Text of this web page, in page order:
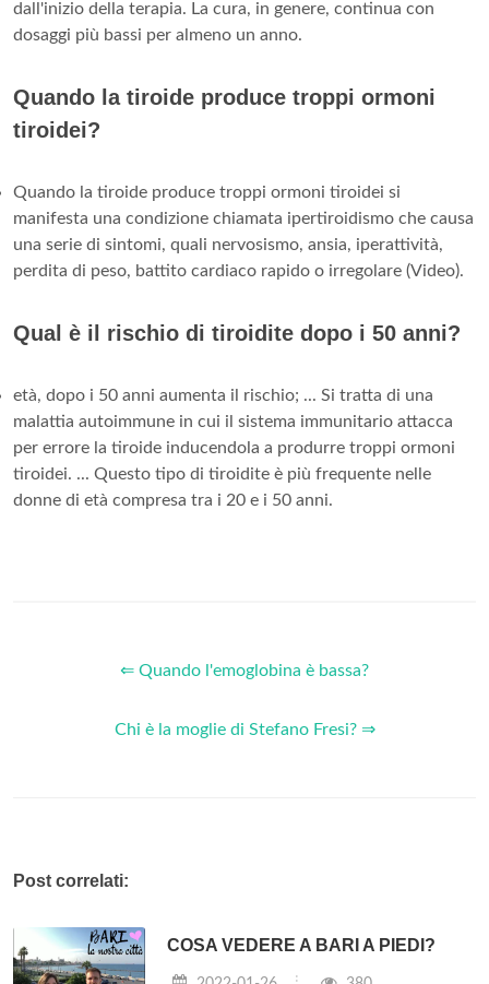
dall'inizio della terapia. La cura, in genere, continua con
dosaggi più bassi per almeno un anno.
Quando la tiroide produce troppi ormoni
tiroidei?
Quando la tiroide produce troppi ormoni tiroidei si
manifesta una condizione chiamata ipertiroidismo che causa
una serie di sintomi, quali nervosismo, ansia, iperattività,
perdita di peso, battito cardiaco rapido o irregolare (Video).
Qual è il rischio di tiroidite dopo i 50 anni?
età, dopo i 50 anni aumenta il rischio; ... Si tratta di una
malattia autoimmune in cui il sistema immunitario attacca
per errore la tiroide inducendola a produrre troppi ormoni
tiroidei. ... Questo tipo di tiroidite è più frequente nelle
donne di età compresa tra i 20 e i 50 anni.
⇐ Quando l'emoglobina è bassa?
Chi è la moglie di Stefano Fresi? ⇒
Post correlati:
COSA VEDERE A BARI A PIEDI?